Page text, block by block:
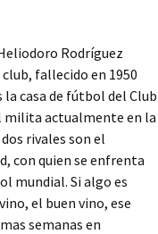
Rodríguez
fallecido en 1950
casa de fútbol del Club
milita actualmente en la
rivales son el
con quien se enfrenta
mundial. Si algo es
el buen vino, ese
semanas en